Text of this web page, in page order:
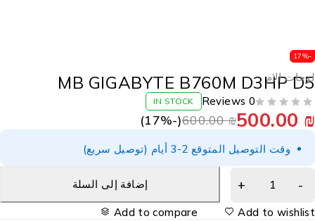
الام
MB GIGABYTE B760M D3HP
0 Reviews
IN STOCK
600.00₪500.00
(-
17%)
وقت التوصيل المتوقع 2-3 أيام (توصيل سريع)
إضافة إلى السلة
Add to
Add to compare